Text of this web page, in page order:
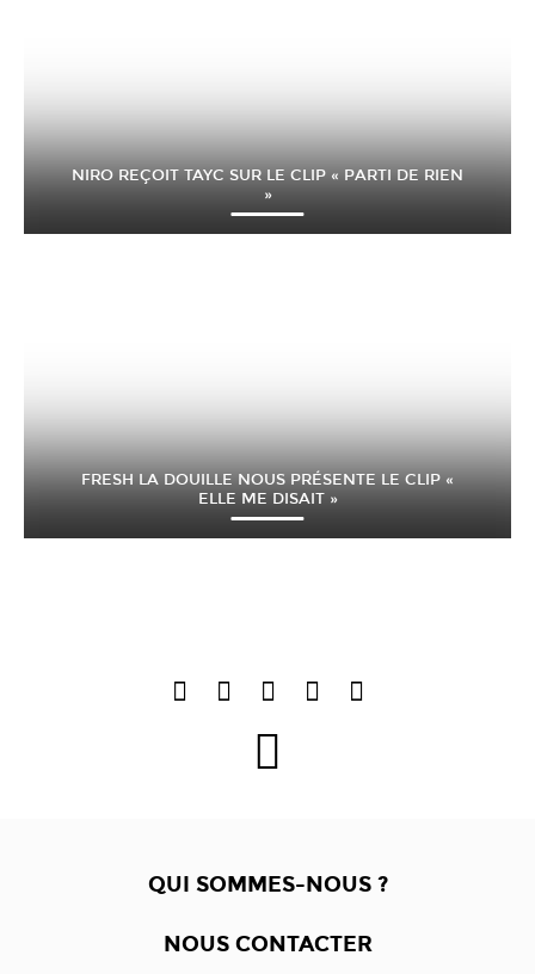
NIRO REÇOIT TAYC SUR LE CLIP « PARTI DE RIEN
»
FRESH LA DOUILLE NOUS PRÉSENTE LE CLIP «
ELLE ME DISAIT »
QUI SOMMES-NOUS ?
NOUS CONTACTER